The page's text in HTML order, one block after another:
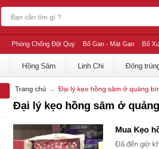
Phòng Chống Đột Quỵ Bổ Gan - Mát Gan Bổ
Hồng Sâm Linh Chi Đông
Trang chủ Đại lý kẹo hồng sâm ở quảng
Đại lý kẹo hồng sâm ở
Mua Kẹo
Đã đến giờ